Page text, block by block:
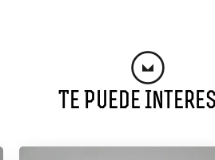
Te Puede